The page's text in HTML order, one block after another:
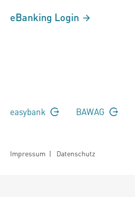
eBanking Login
easybank BAWAG
Impressum | Datenschutz